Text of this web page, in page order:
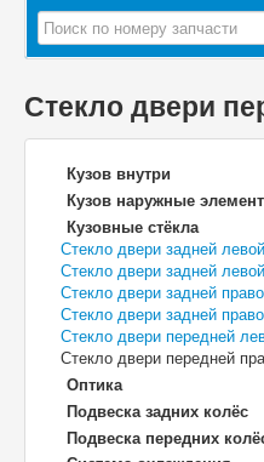
Стекло двери
Кузов внутри
Кузов наружные
Кузовные стёкла
Стекло двери задней левой
Стекло двери задней
Стекло двери задней
Стекло двери задней
Стекло двери передней
Стекло двери передней
Оптика
Подвеска задних колёс
Подвеска передних